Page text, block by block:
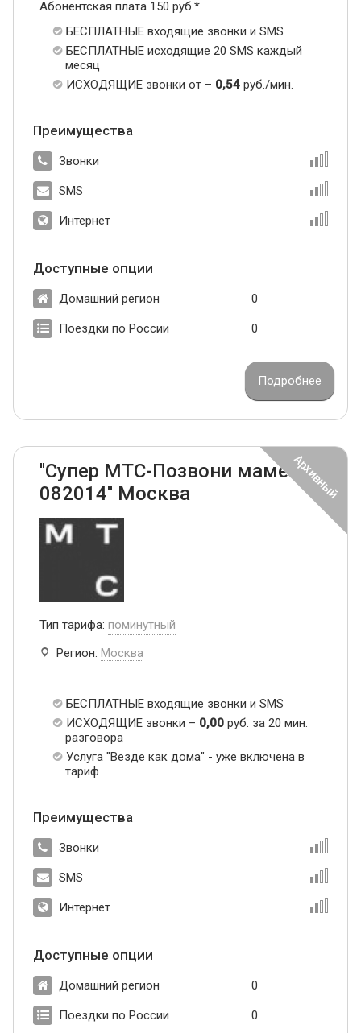
Абонентская плата 150 руб.*
БЕСПЛАТНЫЕ входящие звонки и SMS
БЕСПЛАТНЫЕ исходящие 20 SMS каждый
месяц
ИСХОДЯЩИЕ звонки от – 0,54 руб./мин.
Преимущества
Звонки
SMS
Интернет
Доступные опции
Домашний регион 0
Поездки по России 0
Подробнее
''Супер МТС-Позвони маме
082014'' Москва
Тип тарифа: поминутный
Регион: Москва
БЕСПЛАТНЫЕ входящие звонки и SMS
ИСХОДЯЩИЕ звонки – 0,00 руб. за 20 мин.
разговора
Услуга "Везде как дома" - уже включена в
тариф
Преимущества
Звонки
SMS
Интернет
Доступные опции
Домашний регион 0
Поездки по России 0